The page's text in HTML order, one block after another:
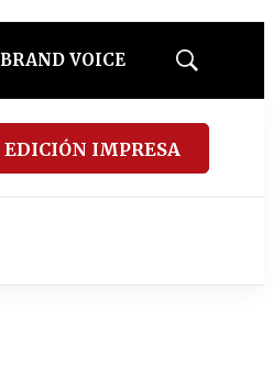
BRAND VOICE
Mostrar
EDICIÓN IMPRESA